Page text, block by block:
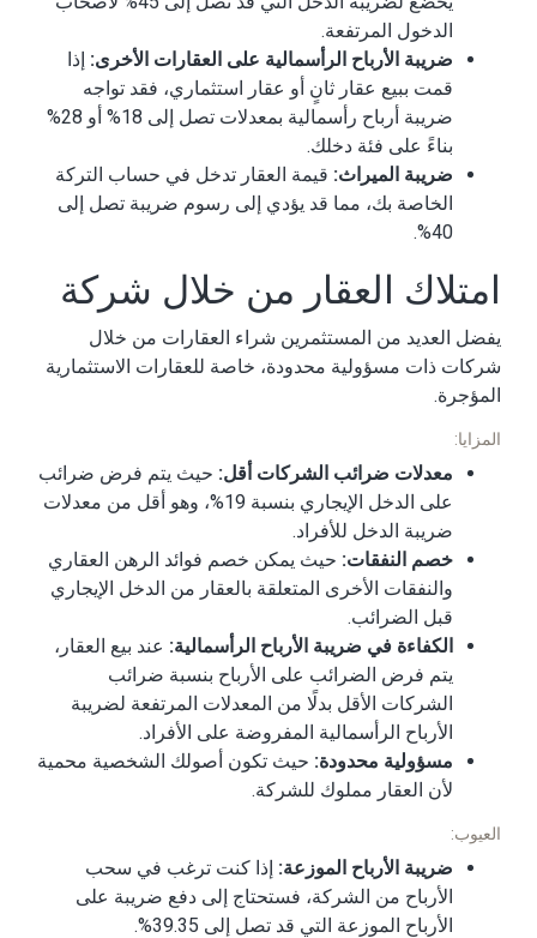
الدخول المرتفعة.
ضريبة الأرباح الرأسمالية على العقارات الأخرى: إذا
قمت ببيع عقار ثانٍ أو عقار استثماري، فقد تواجه
ضريبة أرباح رأسمالية بمعدلات تصل إلى 18% أو 28%
بناءً على فئة دخلك.
ضريبة الميراث: قيمة العقار تدخل في حساب التركة
الخاصة بك، مما قد يؤدي إلى رسوم ضريبة تصل إلى
40%.
امتلاك العقار من خلال شركة
يفضل العديد من المستثمرين شراء العقارات من خلال
شركات ذات مسؤولية محدودة، خاصة للعقارات الاستثمارية
المؤجرة.
المزايا:
معدلات ضرائب الشركات أقل: حيث يتم فرض ضرائب
على الدخل الإيجاري بنسبة 19%، وهو أقل من معدلات
ضريبة الدخل للأفراد.
خصم النفقات: حيث يمكن خصم فوائد الرهن العقاري
والنفقات الأخرى المتعلقة بالعقار من الدخل الإيجاري
قبل الضرائب.
الكفاءة في ضريبة الأرباح الرأسمالية: عند بيع العقار،
يتم فرض الضرائب على الأرباح بنسبة ضرائب
الشركات الأقل بدلًا من المعدلات المرتفعة لضريبة
الأرباح الرأسمالية المفروضة على الأفراد.
مسؤولية محدودة: حيث تكون أصولك الشخصية محمية
لأن العقار مملوك للشركة.
العيوب:
ضريبة الأرباح الموزعة: إذا كنت ترغب في سحب
الأرباح من الشركة، فستحتاج إلى دفع ضريبة على
الأرباح الموزعة التي قد تصل إلى 39.35%.